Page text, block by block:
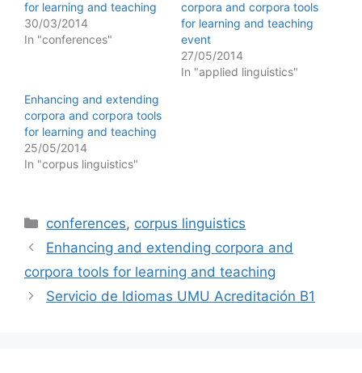
for learning and teaching
30/03/2014
In "conferences"
corpora and corpora tools
for learning and teaching
event
27/05/2014
In "applied linguistics"
Enhancing and extending
corpora and corpora tools
for learning and teaching
25/05/2014
In "corpus linguistics"
Categories
conferences, corpus linguistics
Enhancing and extending corpora and
corpora tools for learning and teaching
Servicio de Idiomas UMU Acreditación B1